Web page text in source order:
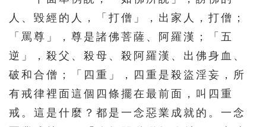
366 367 368 369 370
371 372 373 374
381 382 383 384 385
386 387 388 389 390
人、毀經的人，「打僧」，出家人，打僧；
「罵尊」，尊是諸佛菩薩、阿羅漢；「五
逆」，殺父、殺母、殺阿羅漢、出佛身血、
破和合僧；「四重」，四重是殺盜淫妄，所
有戒律裡面這個四條擺在最前面，叫四重
戒。這是什麼？都是一念惡業成就的。一念